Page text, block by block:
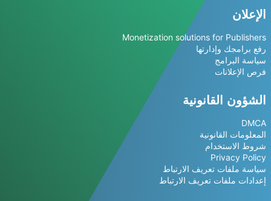
الإعلان
Monetization solutions for Publishers
رفع برامجك وإدارتها
سياسة البرامج
فرص الإعلانات
الشؤون القانونية
DMCA
المعلومات القانونية
شروط الاستخدام
Privacy Policy
سياسة ملفات تعريف الارتباط
إعدادات ملفات تعريف الارتباط